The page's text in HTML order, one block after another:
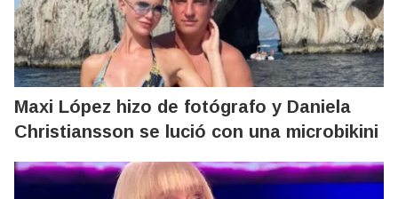
Maxi López hizo de fotógrafo y Daniela
Christiansson se lució con una microbikini